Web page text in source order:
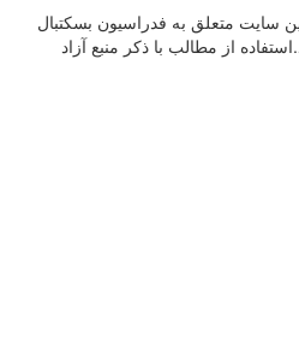
سايت متعلق به فدراسیون بسکتبال
از مطالب با ذكر منبع آزاد